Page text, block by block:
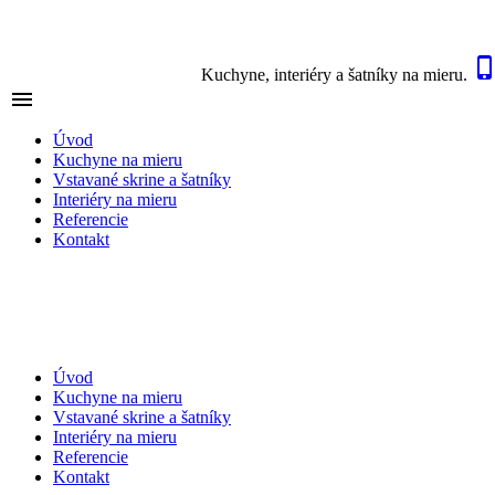
Kuchyne, interiéry a šatníky na mieru. 

Úvod
Kuchyne na mieru
Vstavané skrine a šatníky
Interiéry na mieru
Referencie
Kontakt
Úvod
Kuchyne na mieru
Vstavané skrine a šatníky
Interiéry na mieru
Referencie
Kontakt